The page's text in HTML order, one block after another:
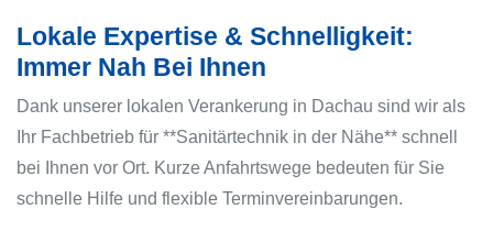
Lokale Expertise & Schnelligkeit:
Immer Nah Bei Ihnen
Dank unserer lokalen Verankerung in Dachau sind wir als
Ihr Fachbetrieb für **Sanitärtechnik in der Nähe** schnell
bei Ihnen vor Ort. Kurze Anfahrtswege bedeuten für Sie
schnelle Hilfe und flexible Terminvereinbarungen.